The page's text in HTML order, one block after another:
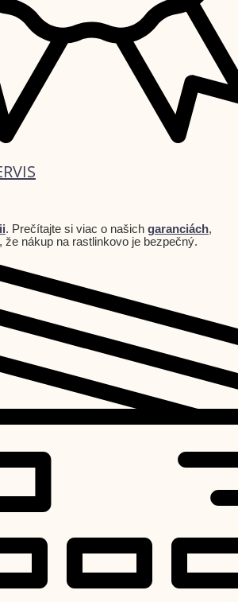
. Prečítajte si viac o našich garanciách,
že nákup na rastlinkovo je bezpečný.